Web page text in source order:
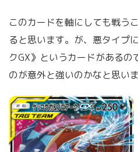
このカードを軸にしても戦う
ると思います。が、悪タイプ
クGX》というカードがある
のが意外と強いのかなと思いま